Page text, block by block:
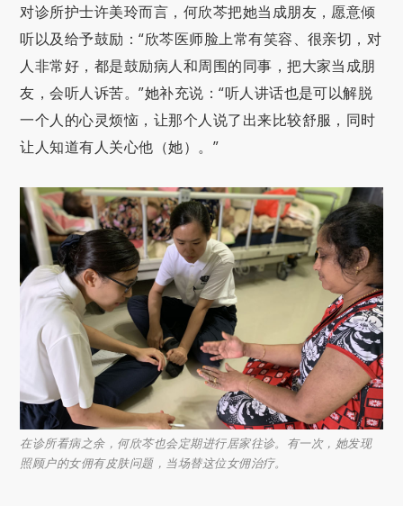
对诊所护士许美玲而言，何欣芩把她当成朋友，愿意倾
听以及给予鼓励：“欣芩医师脸上常有笑容、很亲切，对
人非常好，都是鼓励病人和周围的同事，把大家当成朋
友，会听人诉苦。”她补充说：“听人讲话也是可以解脱
一个人的心灵烦恼，让那个人说了出来比较舒服，同时
让人知道有人关心他（她）。”
在诊所看病之余，何欣芩也会定期进行居家往诊。有一次，她发现
照顾户的女佣有皮肤问题，当场替这位女佣治疗。